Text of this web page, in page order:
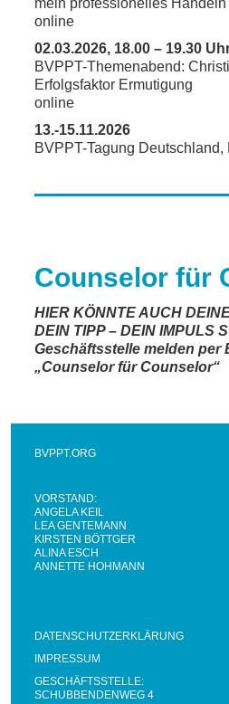
mein professionelles Handeln
online
02.03.2026, 18.00 – 19.30
BVPPT-Themenabend:
Erfolgsfaktor Ermutigung
online
13.-15.11.2026
BVPPT-Tagung Deutschland,
Counselor für
HIER KÖNNTE AUCH
DEIN TIPP – DEIN IMPULS
Geschäftsstelle melden per
„Counselor für Counselor“
BVPPT.ORG
VORSTAND:
ANGELA KEIL
LEA GENTEMANN
KIRSTEN BÖTTGER
ALINA ESCH
ANNETTE HOHMANN
DATENSCHUTZERKLÄRUNG
IMPRESSUM
GESCHÄFTSSTELLE:
SCHUBBENDENWEG 4